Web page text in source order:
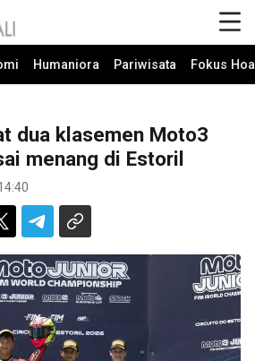
Humaniora Pariwisata Fokus
dua klasemen Moto3
menang di Estoril